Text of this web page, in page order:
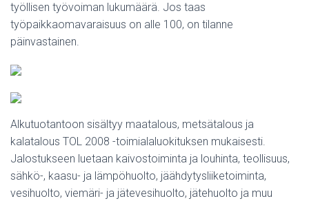
työllisen työvoiman lukumäärä. Jos taas
työpaikkaomavaraisuus on alle 100, on tilanne
päinvastainen.
Alkutuotantoon sisältyy maatalous, metsätalous ja
kalatalous TOL 2008 -toimialaluokituksen mukaisesti.
Jalostukseen luetaan kaivostoiminta ja louhinta, teollisuus,
sähkö-, kaasu- ja lämpöhuolto, jäähdytysliiketoiminta,
vesihuolto, viemäri- ja jätevesihuolto, jätehuolto ja muu